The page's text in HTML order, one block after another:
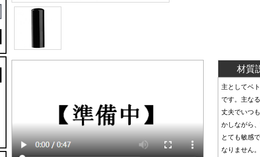
材質
主としてベ
です。主な
丈夫でいつ
かしながら
とても敏感
なりません